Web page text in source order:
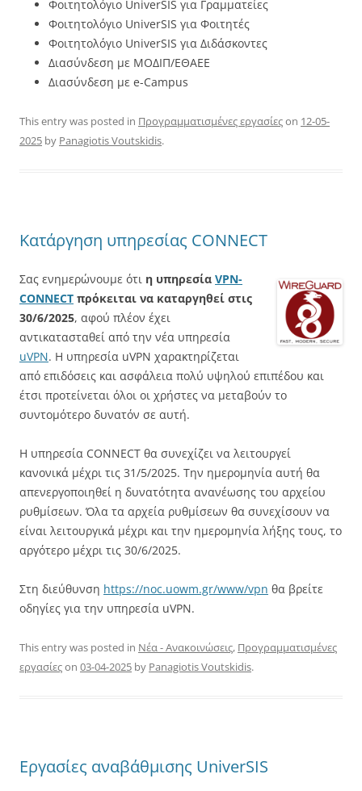
Φοιτητολόγιο UniverSIS για Γραμματείες
Φοιτητολόγιο UniverSIS για Φοιτητές
Φοιτητολόγιο UniverSIS για Διδάσκοντες
Διασύνδεση με ΜΟΔΙΠ/ΕΘΑΕΕ
Διασύνδεση με e-Campus
This entry was posted in Προγραμματισμένες εργασίεςon 12-05-
2025 by Panagiotis Voutskidis.
Κατάργηση υπηρεσίας CONNECT
Σας ενημερώνουμε ότι η υπηρεσία VPN-
CONNECT πρόκειται να καταργηθεί στις
30/6/2025, αφού πλέον έχει
αντικατασταθεί από την νέα υπηρεσία
uVPN. Η υπηρεσία uVPN χαρακτηρίζεται
από επιδόσεις και ασφάλεια πολύ υψηλού επιπέδου και
έτσι προτείνεται όλοι οι χρήστες να μεταβούν το
συντομότερο δυνατόν σε αυτή.
Η υπηρεσία CONNECT θα συνεχίζει να λειτουργεί
κανονικά μέχρι τις 31/5/2025. Την ημερομηνία αυτή θα
απενεργοποιηθεί η δυνατότητα ανανέωσης του αρχείου
ρυθμίσεων. Όλα τα αρχεία ρυθμίσεων θα συνεχίσουν να
είναι λειτουργικά μέχρι και την ημερομηνία λήξης τους, το
αργότερο μέχρι τις 30/6/2025.
Στη διεύθυνση https://noc.uowm.gr/www/vpn θα βρείτε
οδηγίες για την υπηρεσία uVPN.
This entry was posted in Νέα - Ανακοινώσεις, Προγραμματισμένες
εργασίεςon 03-04-2025 by Panagiotis Voutskidis.
Εργασίες αναβάθμισης UniverSIS